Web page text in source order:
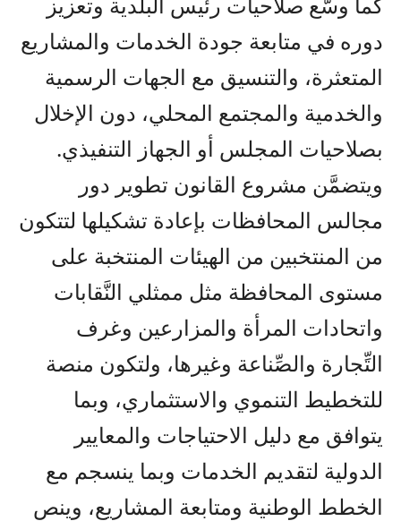
دوره في متابعة جودة الخدمات والمشاريع
المتعثرة، والتنسيق مع الجهات الرسمية
والخدمية والمجتمع المحلي، دون الإخلال
بصلاحيات المجلس أو الجهاز التنفيذي.
ويتضمَّن مشروع القانون تطوير دور
مجالس المحافظات بإعادة تشكيلها لتتكون
من المنتخبين من الهيئات المنتخبة على
مستوى المحافظة مثل ممثلي النَّقابات
واتحادات المرأة والمزارعين وغرف
التِّجارة والصِّناعة وغيرها، ولتكون منصة
للتخطيط التنموي والاستثماري، وبما
يتوافق مع دليل الاحتياجات والمعايير
الدولية لتقديم الخدمات وبما ينسجم مع
الخطط الوطنية ومتابعة المشاريع، وينص